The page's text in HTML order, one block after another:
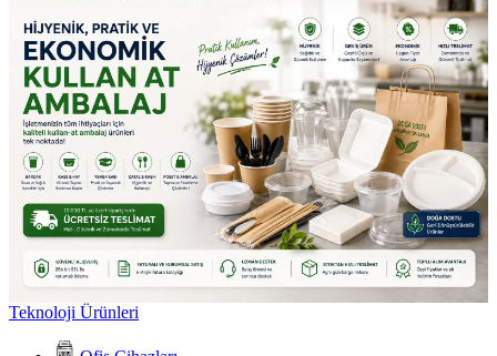
Teknoloji Ürünleri